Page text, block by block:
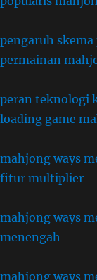
pengaruh
permainan
peran teknologi
loading game
mahjong ways
fitur multiplier
mahjong ways
menengah
mahjong ways